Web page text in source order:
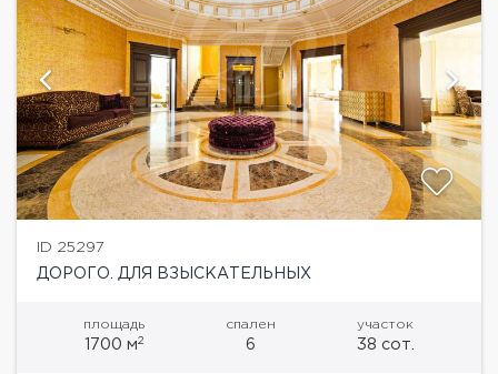
ID 25297
ДОРОГО. ДЛЯ ВЗЫСКАТЕЛЬНЫХ
площадь
1700 м2
спален
6
участок
38 сот.